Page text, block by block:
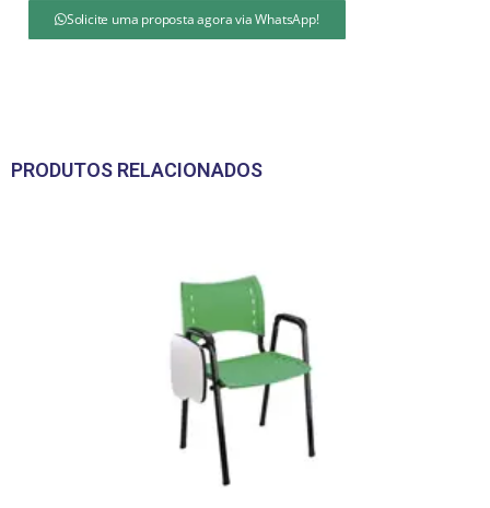
Solicite uma proposta agora via WhatsApp!
PRODUTOS RELACIONADOS